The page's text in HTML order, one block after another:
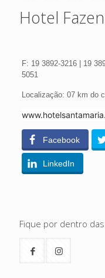
Hotel
F: 19 3892-3216 | 19
5051
Localização: 07 km do
Facebook
LinkedIn
Fique por dentro